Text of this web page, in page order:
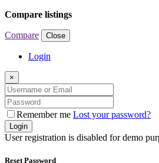
Compare listings
Compare Close
Login
×
Remember me Lost your password?
Login
User registration is disabled for demo
Reset Password